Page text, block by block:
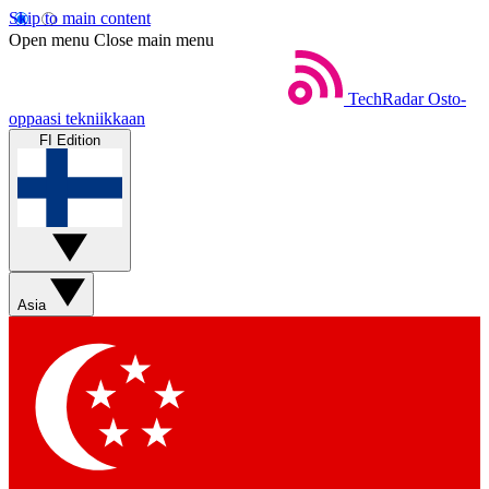
Skip to main content
Open menu Close main menu
TechRadar Osto-
oppaasi tekniikkaan
FI Edition
Asia